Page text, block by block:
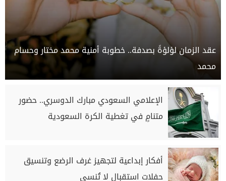
عقد الزمان لؤلؤةً بصدفة.. خطوبة أمنية محمد مختار وحسام
محمد
الإعلامي السعودي مبارك الدوسري.. حضور
متنامٍ في تغطية الكرة السعودية
أفكار إبداعية لتجهيز غرف الرضع وتنسيق
حفلات استقبال لا تُنسى